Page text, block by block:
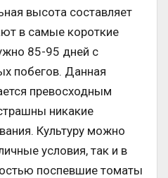
высота составляет
в самые короткие
85-95 дней с
побегов. Данная
превосходным
никакие
Культуру можно
условия, так и в
поспевшие томаты